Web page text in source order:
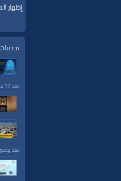
إظهار
::: لا
اشترك
قناة
تحديثات
منذ 17 ساعة
منذ